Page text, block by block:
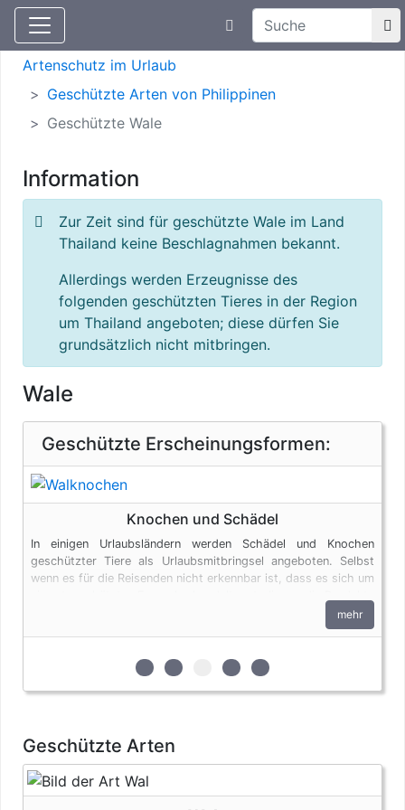
Aktuelle Meldungen
Suchtexteingabe
Artenschutz
Artenschutz im Urlaub
Geschützte Arten von Philippinen
Geschützte Wale
Information
Zur Zeit sind für geschützte Wale im Land
Thailand keine Beschlagnahmen bekannt.
Allerdings werden Erzeugnisse des
folgenden geschützten Tieres in der Region
um Thailand angeboten; diese dürfen Sie
grundsätzlich nicht mitbringen.
Wale
Geschützte Erscheinungsformen:
Knochen und Schädel
In einigen Urlaubsländern werden Schädel und Knochen
geschützter Tiere als Urlaubsmitbringsel angeboten. Selbst
wenn es für die Reisenden nicht erkennbar ist, dass es sich um
den artenschutzrechtlichen Bestimmungen. Bei privaten
Einfuhren zum persönlichen Gebrauch sind bis zu vier
genehmigungsfrei, wenn diese im persönlichen Gepäck
dieser Dokumentenfreiheit ausgenommen.
mehr
zur 1. geschützten Erscheinungsform
zur 2. geschützten
zur 3. geschützten
zur 4. geschützten
zur 5. geschützten
Geschützte Arten